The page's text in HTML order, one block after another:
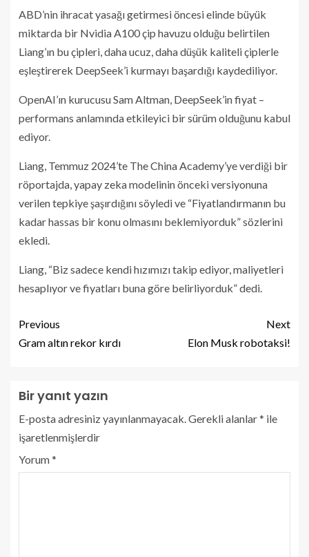
ABD’nin ihracat yasağı getirmesi öncesi elinde büyük
miktarda bir Nvidia A100 çip havuzu olduğu belirtilen
Liang’ın bu çipleri, daha ucuz, daha düşük kaliteli çiplerle
eşleştirerek DeepSeek’i kurmayı başardığı kaydediliyor.
OpenAI’ın kurucusu Sam Altman, DeepSeek’in fiyat –
performans anlamında etkileyici bir sürüm olduğunu kabul
ediyor.
Liang, Temmuz 2024’te The China Academy’ye verdiği bir
röportajda, yapay zeka modelinin önceki versiyonuna
verilen tepkiye şaşırdığını söyledi ve “Fiyatlandırmanın bu
kadar hassas bir konu olmasını beklemiyorduk” sözlerini
ekledi.
Liang, “Biz sadece kendi hızımızı takip ediyor, maliyetleri
hesaplıyor ve fiyatları buna göre belirliyorduk” dedi.
Previous
Gram altın rekor kırdı
Next
Elon Musk robotaksi!
Bir yanıt yazın
E-posta adresiniz yayınlanmayacak. Gerekli alanlar* ile
işaretlenmişlerdir
Yorum*